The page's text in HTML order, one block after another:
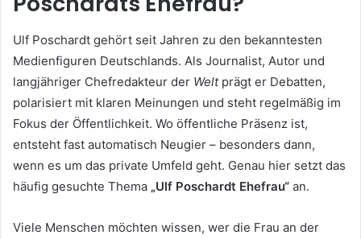
Ulf Poschardt gehört seit Jahren zu den bekanntesten
Medienfiguren Deutschlands. Als Journalist, Autor und
langjähriger Chefredakteur der Weltprägt er Debatten,
polarisiert mit klaren Meinungen und steht regelmäßig im
Fokus der Öffentlichkeit. Wo öffentliche Präsenz ist,
entsteht fast automatisch Neugier – besonders dann,
wenn es um das private Umfeld geht. Genau hier setzt das
häufig gesuchte Thema „Ulf Poschardt Ehefrau“ an.
Viele Menschen möchten wissen, wer die Frau an der